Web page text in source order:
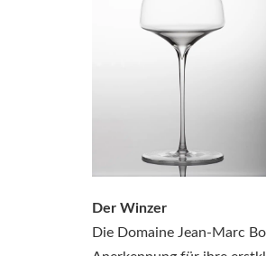
Der Winzer
Die Domaine Jean-Marc